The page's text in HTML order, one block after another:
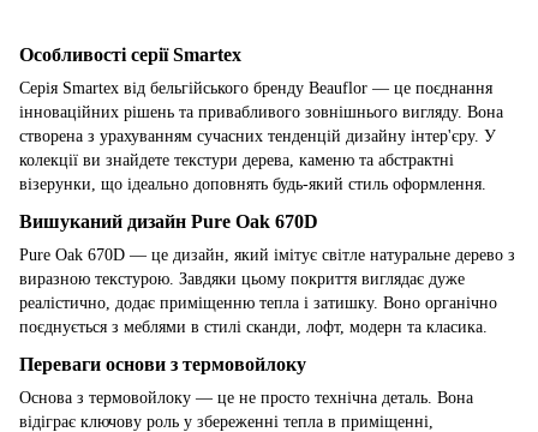
Особливості серії Smartex
Серія Smartex від бельгійського бренду Beauflor — це поєднання
інноваційних рішень та привабливого зовнішнього вигляду. Вона
створена з урахуванням сучасних тенденцій дизайну інтер'єру. У
колекції ви знайдете текстури дерева, каменю та абстрактні
візерунки, що ідеально доповнять будь-який стиль оформлення.
Вишуканий дизайн Pure Oak 670D
Pure Oak 670D — це дизайн, який імітує світле натуральне дерево з
виразною текстурою. Завдяки цьому покриття виглядає дуже
реалістично, додає приміщенню тепла і затишку. Воно органічно
поєднується з меблями в стилі сканди, лофт, модерн та класика.
Переваги основи з термовойлоку
Основа з термовойлоку — це не просто технічна деталь. Вона
відіграє ключову роль у збереженні тепла в приміщенні,